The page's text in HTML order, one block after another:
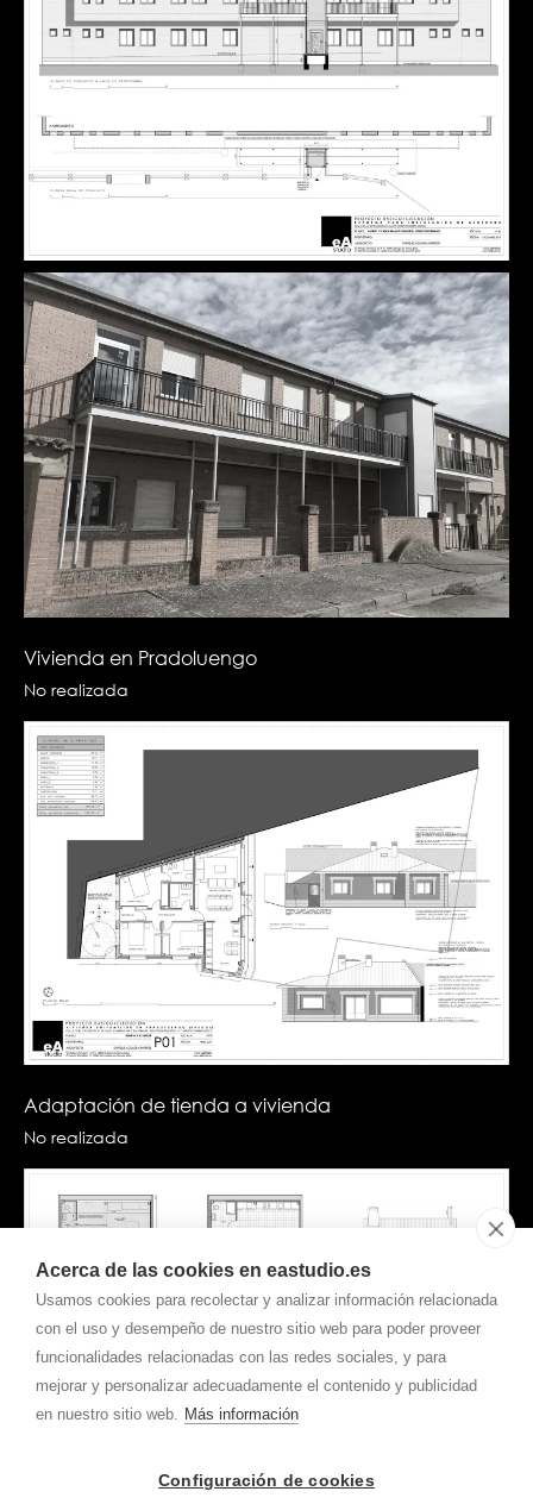
Acerca de las cookies en eastudio.es
Usamos cookies para recolectar y analizar información relacionada
con el uso y desempeño de nuestro sitio web para poder proveer
funcionalidades relacionadas con las redes sociales, y para
mejorar y personalizar adecuadamente el contenido y publicidad
en nuestro sitio web. Más información
Configuración de cookies
Vivienda en Pradoluengo
No realizada
Adaptación de tienda a vivienda
No realizada